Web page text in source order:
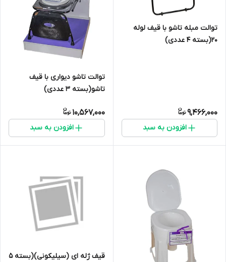
توالت مبله تاشو با قیف لوله
20(بسته 4 عددی)
9,466,000
افزودن به سبد
توالت تاشو دیواری با قیف
تاشو(بسته 3 عددی)
10,567,000
افزودن به سبد
قیف ژله ای (سیلیکونی)(بسته 5